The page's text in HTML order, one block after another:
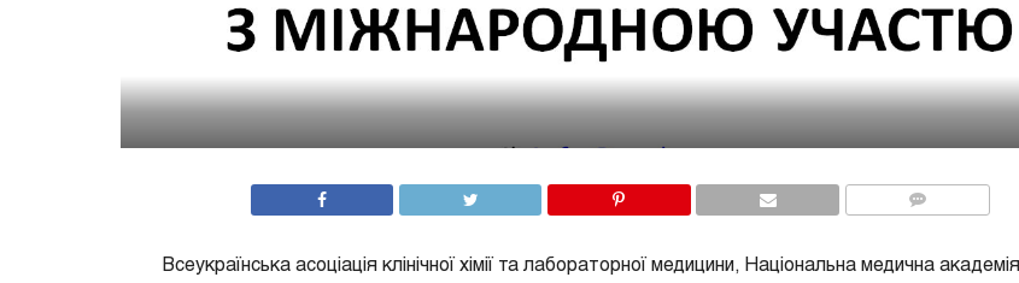
Всеукраїнська асоціація клінічної хімії та лабораторної медицини, Національна медична академія